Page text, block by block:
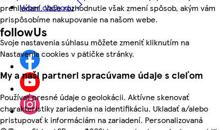
prehliadaní. Vaše rozhodnutie však zmení spôsob, akým vám
prispôsobíme nakupovanie na našom webe.
Svoje nastavenia súhlasu môžete zmeniť kliknutím na
Nastavenia cookies v pätičke stránky.
My a naši partneri spracúvame údaje s cieľom
Používať presné údaje o geolokácii. Aktívne skenovať
charakteristiky zariadenia na identifikáciu. Ukladať a/alebo
pristupovať k informáciám na zariadení. Personalizovaná
Výber obchodu
followUs